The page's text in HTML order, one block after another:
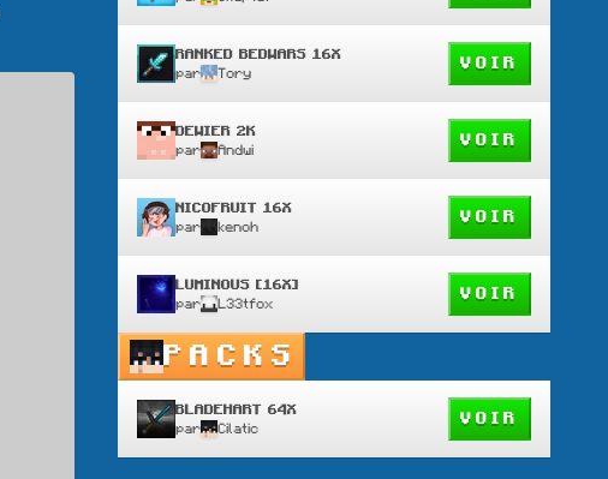
RANKED BEDWARS 16X
par Tory
VOIR
DEWIER 2K
par Andwi
VOIR
NICOFRUIT 16X
par kenoh
VOIR
LUMINOUS [16X]
par L33tfox
VOIR
PACKS
BLADEHART 64X
par Cilatic
VOIR